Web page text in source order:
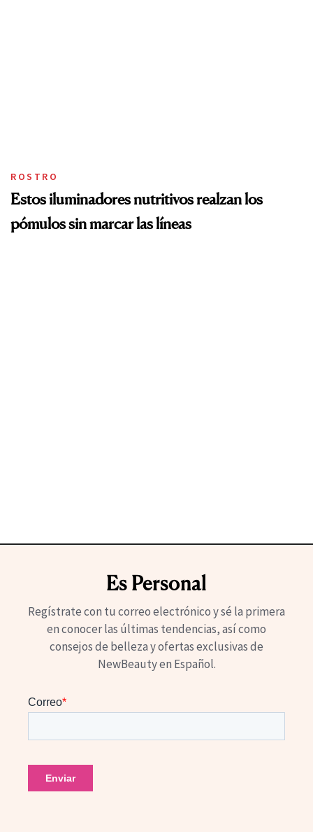
ROSTRO
Estos iluminadores nutritivos realzan los
pómulos sin marcar las líneas
Es Personal
Regístrate con tu correo electrónico y sé la primera
en conocer las últimas tendencias, así como
consejos de belleza y ofertas exclusivas de
NewBeauty en Español.